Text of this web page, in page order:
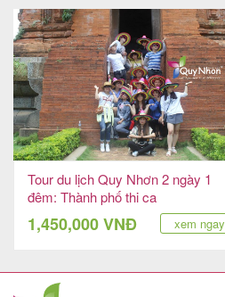
Tour du lịch Quy Nhơn 2 ngày 1
đêm: Thành phố thi ca
1,450,000 VNĐ xem ngay